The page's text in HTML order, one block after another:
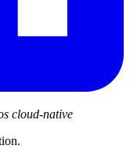
cloud-native